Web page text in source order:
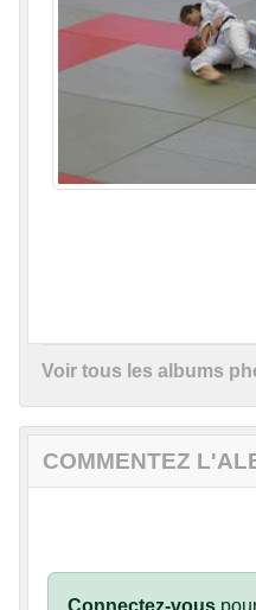
Voir tous les albums
COMMENTEZ
Connectez-vous